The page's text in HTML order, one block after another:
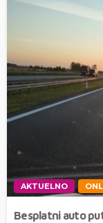
AKTUELNO
Besplatni auto